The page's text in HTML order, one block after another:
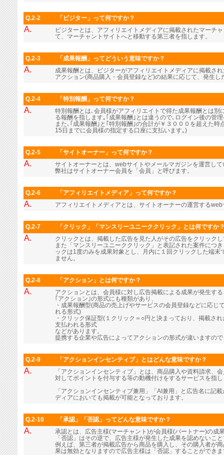
Q.2-2 「ビジター」って何ですか？
A.
ビジターとは、アフィリエイトメディアに掲載されたマーチ
て、マーチャントサイトへと移動する第三者を指します。
Q.2-3 「成果報酬」ってどういう意味ですか？
A.
成果報酬とは、ビジターがアフィリエイトメディアに掲載さ
アクション(商品購入・会員登録など)の結果に応じて、発生し
Q.2-4 「特別報酬」って何ですか？
A.
特別報酬とは､会員様がアフィリエイトで得た成果報酬とは
る報酬を指します｡｢成果報酬｣とは違うので､ログイン後の管
また､｢成果報酬｣と｢特別報酬｣の合計が￥３０００を超えた
15日までに会員様の指定する口座に支払います｡)
Q.2-5 「サイトオーナー」って何ですか？
A.
サイトオーナーとは、webサイトやメールマガジンを運営し
弊社はサイトオーナー会員を「会員」と呼びます。
Q.2-6 「アフィリエイトメディア」って何ですか？
A. アフィリエイトメディアとは、サイトオーナーの運営する
Q.2-7 「クリック」「マンスリーユニーククリック」とは何ですか
A.
クリックとは、掲載した広告を見た人がその広告をクリック
また「マンスリーユニーククリック」と表記された案件につ
ックは1度のみを成果対象とし、月内に１回クリックした端
ません。
Q.2-8 「アクション」とは何ですか？
A.
アクションとは、会員様に対し広告掲載による成果が発生す
｢アクション｣の形式にも種類があり、
・成果報酬型(商品の売上げやサービスの会員登録などに応
れる形式)
・クリック保証型(１クリック＝○円と決まっており、掲載さ
支払われる形式
などがあります。
提携する企業や広告によってアクションの形式が違いますの
Q.2-9 「アクションインセンティブ」とはどんな意味ですか？
A.
「アクションインセンティブ」とは、商品購入や資料請求、
対してポイントを付与する等の動機付けをするサービスを指
「アクションインセンティブ兼用」「AI兼用」と広告名に記
ディアにおいても掲載が可能となっております。
Q.2-10 「承認」「否認」ってどんな意味ですか？
A.
承認とは、広告主様(マーチャント)が会員様(パートナー)の成
「否認」はその逆で、広告主様が発生した成果を認めないこ
例えば、第三者が掲載広告から商品を購入し、その購入者が
果は無効となりますので広告主様は「否認」することができ